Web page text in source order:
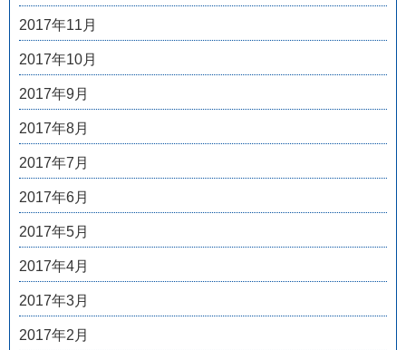
2017年11月
2017年10月
2017年9月
2017年8月
2017年7月
2017年6月
2017年5月
2017年4月
2017年3月
2017年2月